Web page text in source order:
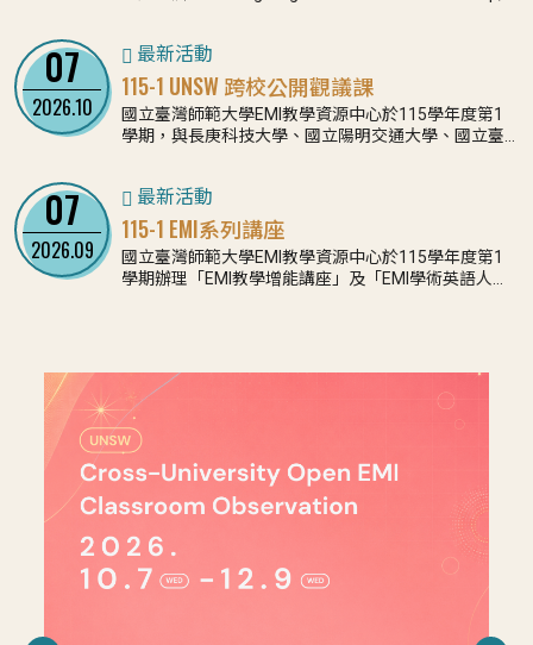
者分享學習成果與 EMI 授課經驗，深化跨校、跨領域
與國際交流互動。
07
2026.10
最新活動
115-1 UNSW 跨校公開觀議課
國立臺灣師範大學EMI教學資源中心於115學年度第1
學期，與長庚科技大學、國立陽明交通大學、國立臺
開觀議課》及一場《UNSW EMI專業交流活動》。
07
2026.09
最新活動
115-1 EMI系列講座
國立臺灣師範大學EMI教學資源中心於115學年度第1
學期辦理「EMI教學增能講座」及「EMI學術英語人才